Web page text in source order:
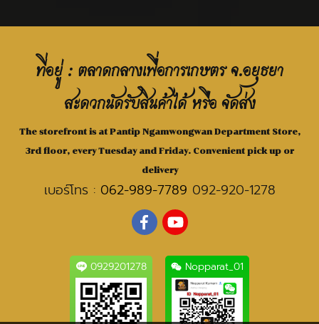
ที่อยู่ : ตลาดกลางเพื่อการเกษตร จ.อยุธยา
สะดวกนัดรับสินค้าได้ หรือ จัดส่ง
The storefront is at Pantip Ngamwongwan Department Store,
3rd floor, every Tuesday and Friday. Convenient pick up or
delivery
เบอร์โทร : 062-989-7789 092-920-1278
0929201278 Nopparat_01